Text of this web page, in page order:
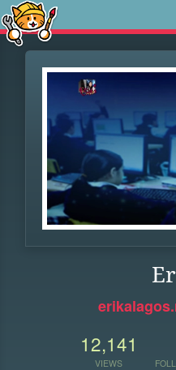
12,141
VIEWS